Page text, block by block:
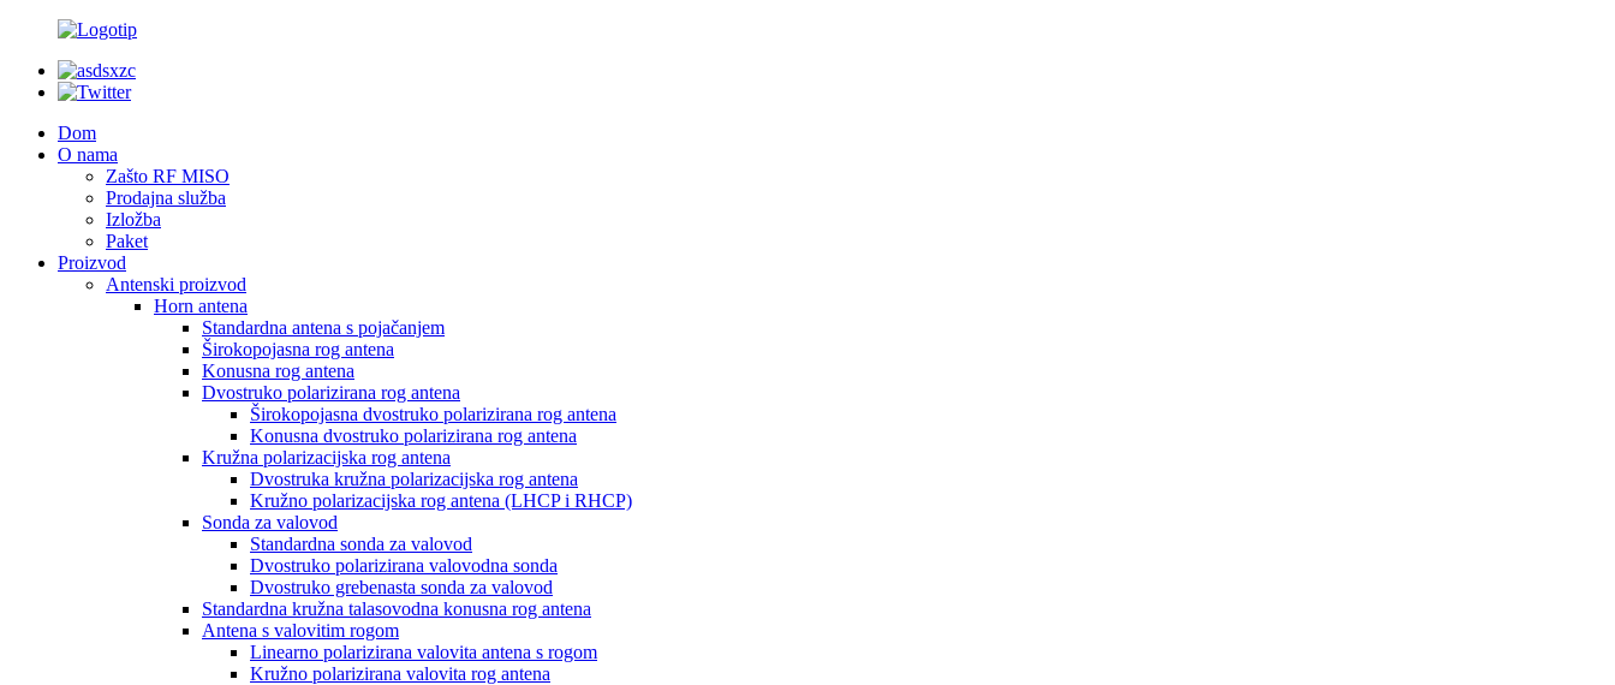
Dom
O nama
Zašto RF MISO
Prodajna služba
Izložba
Paket
Proizvod
Antenski proizvod
Horn antena
Standardna antena s pojačanjem
Širokopojasna rog antena
Konusna rog antena
Dvostruko polarizirana rog antena
Širokopojasna dvostruko polarizirana rog antena
Konusna dvostruko polarizirana rog antena
Kružna polarizacijska rog antena
Dvostruka kružna polarizacijska rog antena
Kružno polarizacijska rog antena (LHCP i RHCP)
Sonda za valovod
Standardna sonda za valovod
Dvostruko polarizirana valovodna sonda
Dvostruko grebenasta sonda za valovod
Standardna kružna talasovodna konusna rog antena
Antena s valovitim rogom
Linearno polarizirana valovita antena s rogom
Kružno polarizirana valovita rog antena